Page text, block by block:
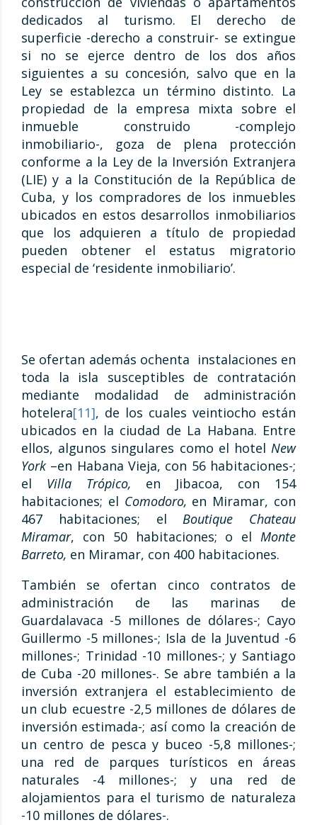
dedicados al turismo. El derecho de
superficie -derecho a construir- se extingue
si no se ejerce dentro de los dos años
siguientes a su concesión, salvo que en la
Ley se establezca un término distinto. La
propiedad de la empresa mixta sobre el
inmueble construido -complejo
inmobiliario-, goza de plena protección
conforme a la Ley de la Inversión Extranjera
(LIE) y a la Constitución de la República de
Cuba, y los compradores de los inmuebles
ubicados en estos desarrollos inmobiliarios
que los adquieren a título de propiedad
pueden obtener el estatus migratorio
especial de ‘residente inmobiliario’.
Se ofertan además ochenta instalaciones en
toda la isla susceptibles de contratación
mediante modalidad de administración
hotelera[11], de los cuales veintiocho están
ubicados en la ciudad de La Habana. Entre
ellos, algunos singulares como el hotel New
York –en Habana Vieja, con 56 habitaciones-;
el Villa Trópico, en Jibacoa, con 154
habitaciones; el Comodoro, en Miramar, con
467 habitaciones; elBoutique Chateau
Miramar, con 50 habitaciones; o el Monte
Barreto, en Miramar, con 400 habitaciones.
También se ofertan cinco contratos de
administración de las marinas de
Guardalavaca -5 millones de dólares-; Cayo
Guillermo -5 millones-; Isla de la Juventud -6
millones-; Trinidad -10 millones-; y Santiago
de Cuba -20 millones-. Se abre también a la
inversión extranjera el establecimiento de
un club ecuestre -2,5 millones de dólares de
inversión estimada-; así como la creación de
un centro de pesca y buceo -5,8 millones-;
una red de parques turísticos en áreas
naturales -4 millones-; y una red de
alojamientos para el turismo de naturaleza
-10 millones de dólares-.